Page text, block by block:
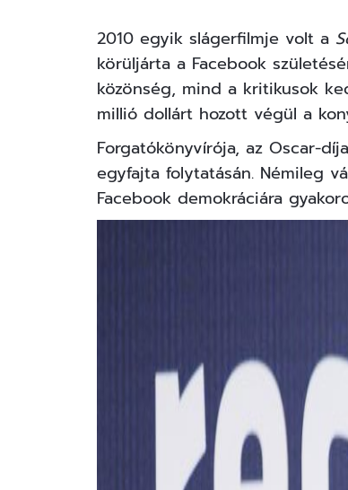
2010 egyik slágerfilmje volt a
körüljárta a Facebook
közönség, mind a kritikusok
millió dollárt hozott végül a
Forgatókönyvírója, az Oscar-
egyfajta folytatásán. Némileg
Facebook demokráciára